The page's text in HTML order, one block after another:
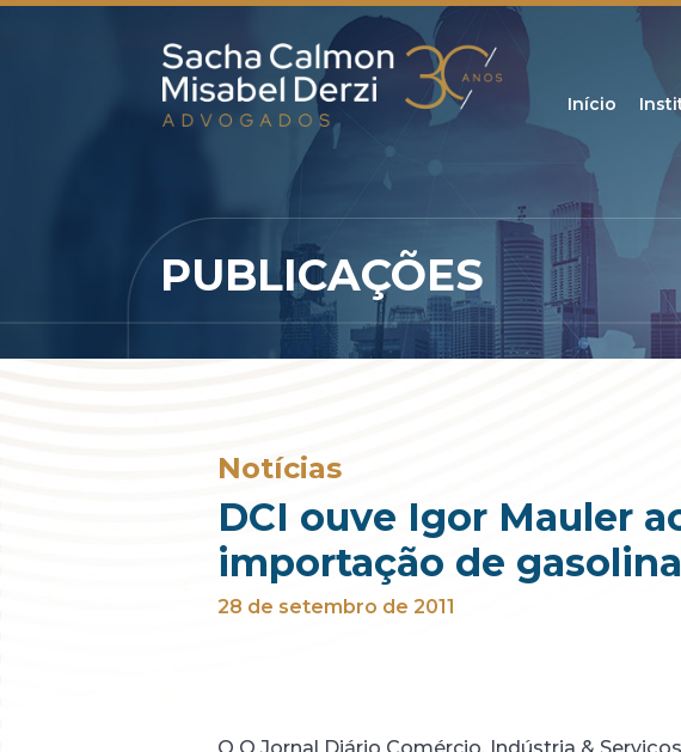
Início
PUBLICAÇÕES
Notícias
DCI ouve Igor Mauler
importação de gasolina
28 de setembro de 2011